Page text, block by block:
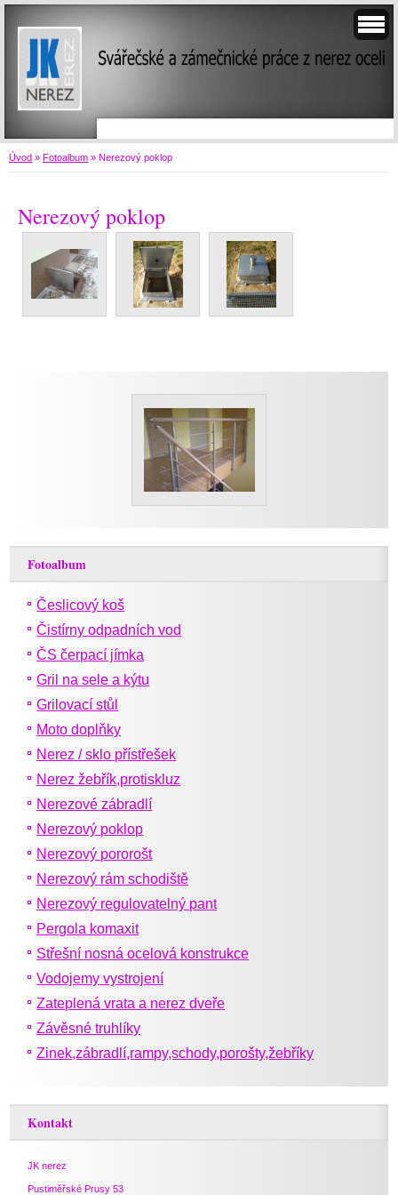
Úvod » Fotoalbum » Nerezový poklop
Nerezový poklop
Fotoalbum
Česlicový koš
Čistírny odpadních vod
ČS čerpací jímka
Gril na sele a kýtu
Grilovací stůl
Moto doplňky
Nerez / sklo přístřešek
Nerez žebřík,protiskluz
Nerezové zábradlí
Nerezový poklop
Nerezový pororošt
Nerezový rám schodiště
Nerezový regulovatelný pant
Pergola komaxit
Střešní nosná ocelová konstrukce
Vodojemy vystrojení
Zateplená vrata a nerez dveře
Závěsné truhlíky
Zinek,zábradlí,rampy,schody,porošty,žebříky
Kontakt
JK nerez
Pustiměřské Prusy 53